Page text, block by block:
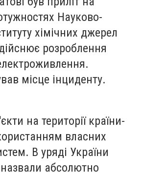
Науково-
хімічних джерел
розроблення
місце інциденту.
на території країни-
власних
В уряді України
абсолютно